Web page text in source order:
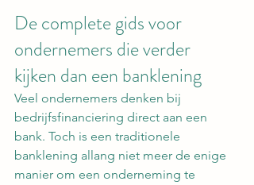
De complete gids voor
ondernemers die verder
kijken dan een banklening
Veel ondernemers denken bij
bedrijfsfinanciering direct aan een
bank. Toch is een traditionele
banklening allang niet meer de enige
manier om een onderneming te